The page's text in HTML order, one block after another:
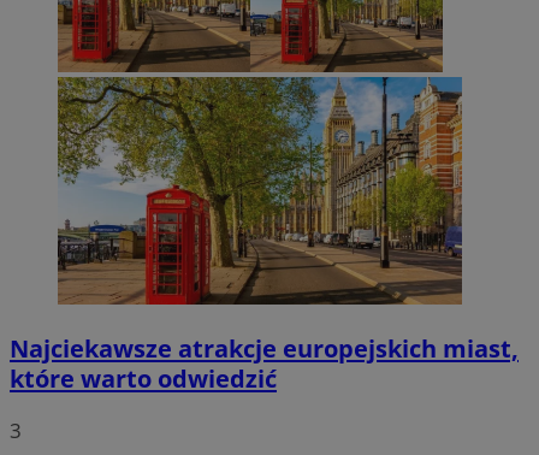
Najciekawsze atrakcje europejskich miast,
które warto odwiedzić
3